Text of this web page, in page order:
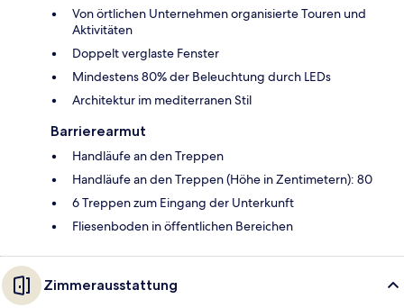
Von örtlichen Unternehmen organisierte Touren und
Aktivitäten
Doppelt verglaste Fenster
Mindestens 80% der Beleuchtung durch LEDs
Architektur im mediterranen Stil
Barrierearmut
Handläufe an den Treppen
Handläufe an den Treppen (Höhe in Zentimetern): 80
6 Treppen zum Eingang der Unterkunft
Fliesenboden in öffentlichen Bereichen
Zimmerausstattung